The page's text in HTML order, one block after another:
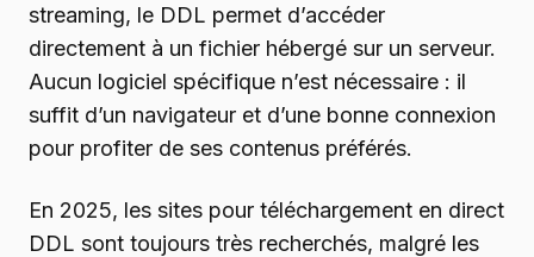
streaming, le DDL permet d’accéder
directement à un fichier hébergé sur un serveur.
Aucun logiciel spécifique n’est nécessaire : il
suffit d’un navigateur et d’une bonne connexion
pour profiter de ses contenus préférés.
En 2025, les sites pour téléchargement en direct
DDL sont toujours très recherchés, malgré les